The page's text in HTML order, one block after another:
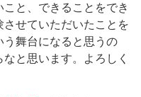
と、できることをでき
せていただいたことを
う舞台になると思うの
と思います。よろしく